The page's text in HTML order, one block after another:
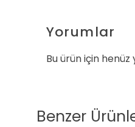
Yorumlar
Bu ürün için henüz
Benzer